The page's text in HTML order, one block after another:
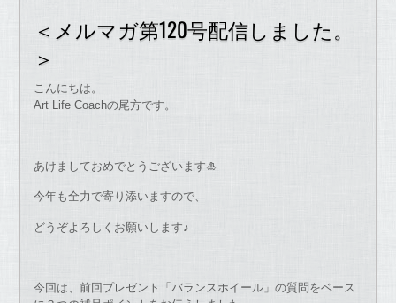
＜メルマガ第120号配信しました。
＞
こんにちは。
Art Life Coachの尾方です。
あけましておめでとうございます🎍
今年も全力で寄り添いますので、
どうぞよろしくお願いします♪
今回は、前回プレゼント「バランスホイール」の質問をベース